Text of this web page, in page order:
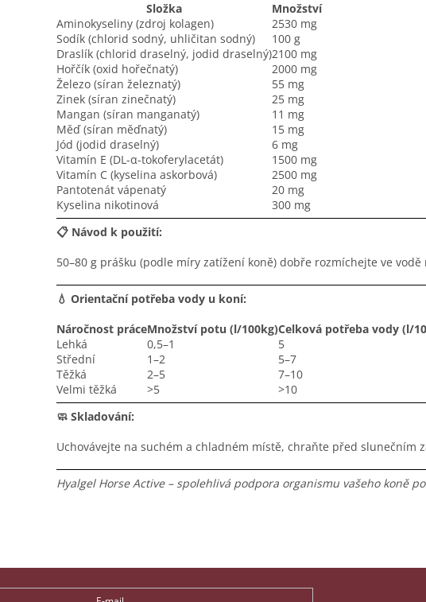
Složka
Množství
Aminokyseliny (zdroj kolagen)
2530 mg
Sodík (chlorid sodný, uhličitan sodný)
100 g
Draslík (chlorid draselný, jodid draselný)2100 mg
Hořčík (oxid hořečnatý)
2000 mg
Železo (síran železnatý)
55 mg
Zinek (síran zinečnatý)
25 mg
Mangan (síran manganatý)
11 mg
Měď (síran měďnatý)
15 mg
Jód (jodid draselný)
6 mg
Vitamín E (DL-α-tokoferylacetát)
1500 mg
Vitamín C (kyselina askorbová)
2500 mg
Pantotenát vápenatý
20 mg
Kyselina nikotinová
300 mg
📋 Návod k použití:
50–80 g prášku (podle míry zatížení koně) dobře rozmíchejte ve
💧 Orientační potřeba vody u koní:
Náročnost práceMnožství potu (l/100kg)Celková potřeba vody (l/
Lehká
0,5–1
5
Střední
1–2
5–7
Těžká
2–5
7–10
Velmi těžká
>5
>10
🧼 Skladování:
Uchovávejte na suchém a chladném místě, chraňte před slunečním
Hyalgel Horse Active – spolehlivá podpora organismu vašeho koně